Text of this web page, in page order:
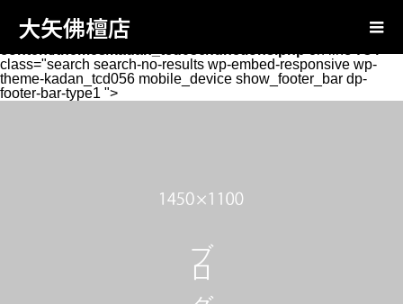
on null in /home/xs131346/oya-
butsudan.com/public_html/wp-
class="search search-no-results wp-embed-responsive wp-
theme-kadan_tcd056 mobile_device show_footer_bar dp-
footer-bar-type1 ">
大矢佛檀店
ブログ